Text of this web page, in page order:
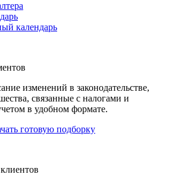
календарь
изменений в законодательстве,
связанные с налогами и
в удобном формате.
готовую подборку